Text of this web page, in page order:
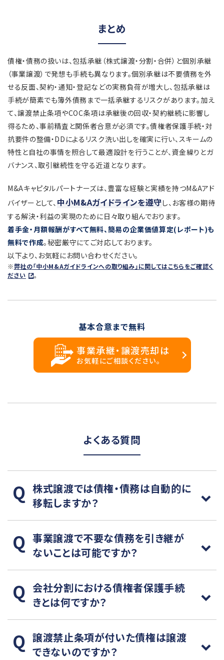
まとめ
債権・債務の扱いは、包括承継（株式譲渡・分割・合併）と個別承継
（事業譲渡）で発想も手続も異なります。個別承継は不要債務を外
せる反面、契約・通知・登記などの実務負荷が増大し、包括承継は
手続が簡素でも簿外債務まで一括承継するリスクがあります。加え
て、譲渡禁止条項やCOC条項は承継後の回収・契約継続に影響し
得るため、事前精査と関係者合意が必須です。債権者保護手続・対
抗要件の整備・DDによるリスク洗い出しを確実に行い、スキームの
特性と自社の事情を照合して最適設計を行うことが、資金繰りとガ
バナンス、取引継続性を守る近道となります。
M&Aキャピタルパートナーズは、豊富な経験と実績を持つM&Aアド
バイザーとして、 中小M&Aガイドラインを遵守し、お客様の期待
する解決・利益の実現のために日々取り組んでおります。
着手金・月額報酬がすべて無料、簡易の企業価値算定(レポート)も
無料で作成。秘密厳守にてご対応しております。
以下より、お気軽にお問い合わせください。
※弊社の「中小M&Aガイドラインへの取り組み」に関してはこちらをご確認く
ださい
。
基本合意まで無料
事業承継・譲渡売却は
お気軽にご相談ください。
よくある質問
株式譲渡では債権・債務は自動的に
移転しますか？
事業譲渡で不要な債務を引き継が
ないことは可能ですか？
会社分割における債権者保護手続
きとは何ですか？
譲渡禁止条項が付いた債権は譲渡
できないのですか？